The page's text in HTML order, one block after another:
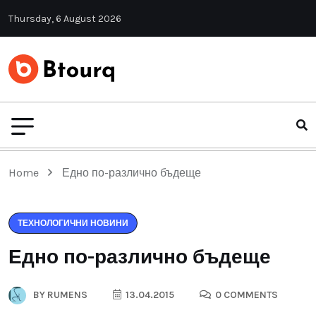
Thursday, 6 August 2026
Home Едно по-различно бъдеще
ТЕХНОЛОГИЧНИ НОВИНИ
Едно по-различно бъдеще
BY RUMENS 13.04.2015
0 COMMENTS